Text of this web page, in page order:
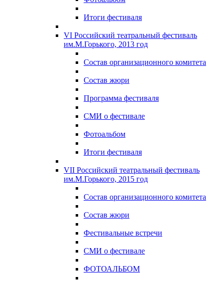
Итоги фестиваля
VI Российский театральный фестиваль
им.М.Горького, 2013 год
Состав организационного комитета
Состав жюри
Программа фестиваля
СМИ о фестивале
Фотоальбом
Итоги фестиваля
VII Российский театральный фестиваль
им.М.Горького, 2015 год
Состав организационного комитета
Состав жюри
Фестивальные встречи
СМИ о фестивале
ФОТОАЛЬБОМ